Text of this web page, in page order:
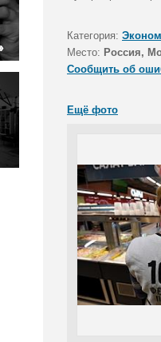
Категория:
Место: Россия,
Сообщить об
Ещё фото